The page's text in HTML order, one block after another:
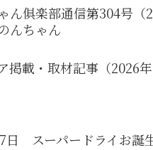
ん俱楽部通信第304号（
んちゃん
掲載・取材記事（2026年
日 スーパードライお誕